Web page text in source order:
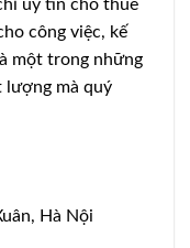
uy tín cho thuê
công việc, kế
một trong những
lượng mà quý
Hà Nội